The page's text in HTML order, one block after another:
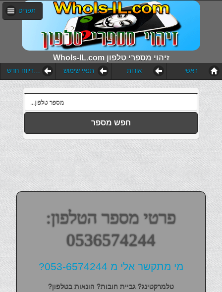
WhoIs-IL.com זיהוי מספרי טלפון
תפריט
הוסף דיווח חדש תנאי שימוש אודות ראשי
חפש מספר
פרטי מספר הטלפון:
0536574244
מי מתקשר אלי מ 053-6574244?
טלמרקטינג? גביית חובות? הונאות בטלפון?